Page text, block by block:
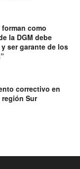
como
la DGM debe
ser garante de los
correctivo en
Sur